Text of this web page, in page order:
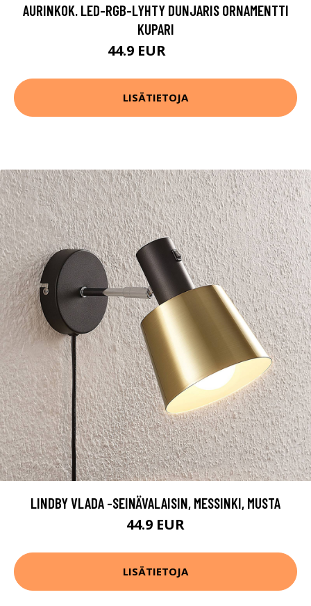
AURINKOK. LED-RGB-LYHTY DUNJARIS ORNAMENTTI
KUPARI
44.9 EUR
LISÄTIETOJA
LINDBY VLADA -SEINÄVALAISIN, MESSINKI, MUSTA
44.9 EUR
LISÄTIETOJA